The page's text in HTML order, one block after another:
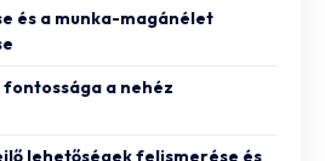
és a munka-magánélet
a nehéz
lehetőségek felismerése és